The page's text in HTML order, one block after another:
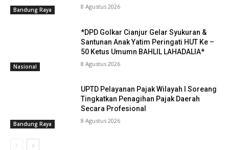
Bandung Raya 8 Agustus 2026
Nasional
*DPD Golkar Cianjur Gelar Syukuran &
Santunan Anak Yatim Peringati HUT Ke –
50 Ketus Umumn BAHLIL LAHADALIA*
8 Agustus 2026
Bandung Raya
UPTD Pelayanan Pajak Wilayah I Soreang
Tingkatkan Penagihan Pajak Daerah
Secara Profesional
8 Agustus 2026